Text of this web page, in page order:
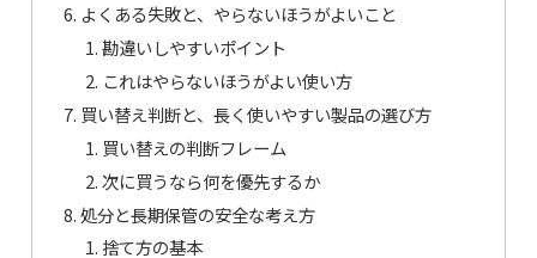
よくある失敗と、やらないほうがよいこと
勘違いしやすいポイント
これはやらないほうがよい使い方
買い替え判断と、長く使いやすい製品の選び方
買い替えの判断フレーム
次に買うなら何を優先するか
処分と長期保管の安全な考え方
捨て方の基本